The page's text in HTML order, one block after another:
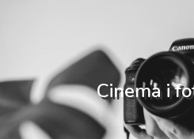
Cinema i